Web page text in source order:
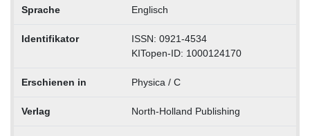
Sprache Englisch
Identifikator
ISSN: 0921-4534
KITopen-ID: 1000124170
Erschienen in Physica / C
Verlag North-Holland Publishing